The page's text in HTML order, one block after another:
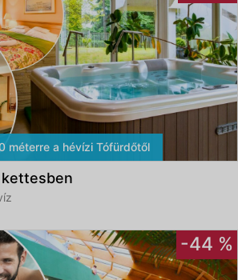
méterre a hévízi Tófürdőtől
-44 %